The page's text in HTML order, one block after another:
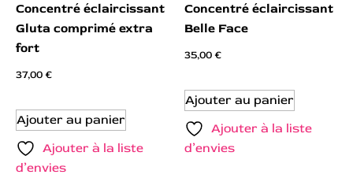
Concentré éclaircissant
Gluta comprimé extra
fort
37,00€
Ajouter au panier
Ajouter à la liste
d’envies
Concentré éclaircissant
Belle Face
35,00€
Ajouter au panier
Ajouter à la liste
d’envies